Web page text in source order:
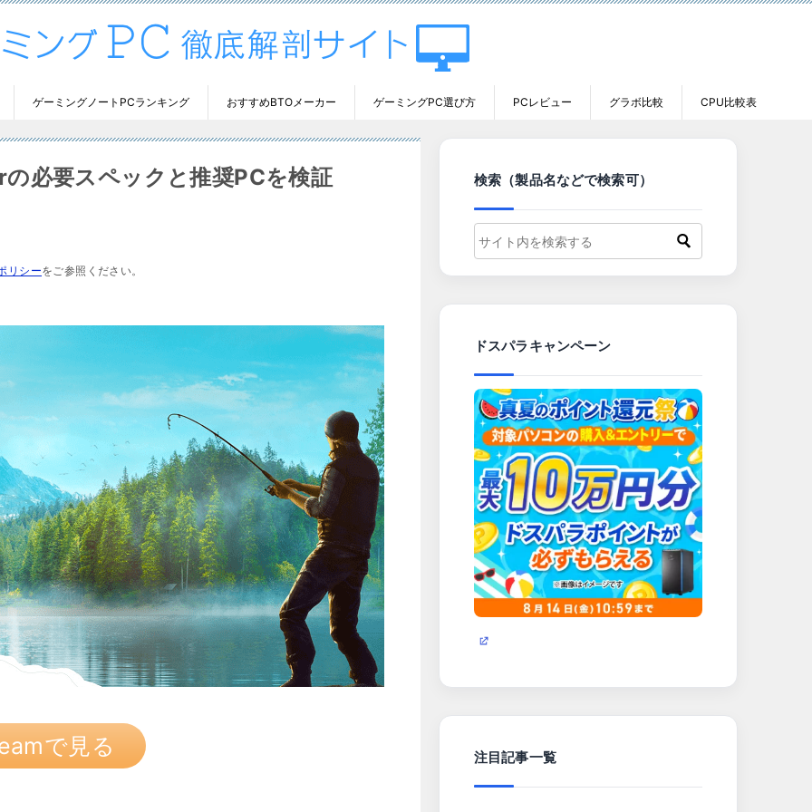
ゲーミングノートPCランキング おすすめBTOメーカー ゲーミングPC選び方 PCレビュー グラボ比較 CPU比較表
必要スペックと推奨PCを検証
リシーをご参照ください。
で見る
検索（製品名などで検索可）
ドスパラキャンペーン
注目記事一覧